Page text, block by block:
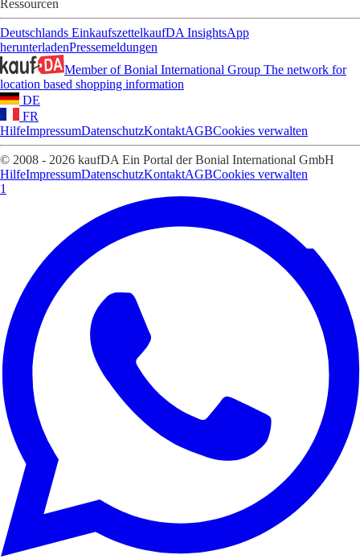
Ressourcen
Deutschlands EinkaufszettelkaufDA InsightsApp
herunterladenPressemeldungen
Member of Bonial International Group The network for
location based shopping information
DE
FR
HilfeImpressumDatenschutzKontaktAGBCookies verwalten
© 2008 - 2026 kaufDA Ein Portal der Bonial International GmbH
HilfeImpressumDatenschutzKontaktAGBCookies verwalten
1